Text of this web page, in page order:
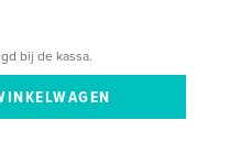
bij de kassa.